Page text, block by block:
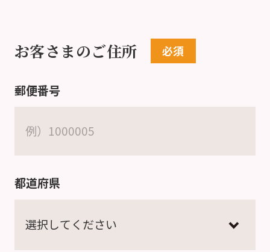
お客さまのご住所
郵便番号
都道府県